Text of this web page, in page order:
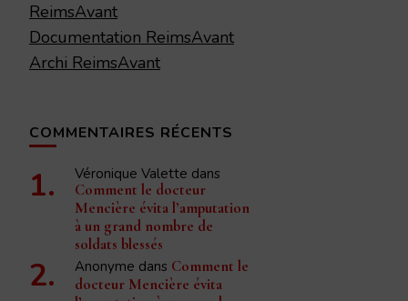
ReimsAvant
Documentation ReimsAvant
Archi ReimsAvant
COMMENTAIRES RÉCENTS
Véronique Valette dans
Comment le docteur
Mencière évita l’amputation
à un grand nombre de
soldats blessés
Anonyme dans Comment le
docteur Mencière évita